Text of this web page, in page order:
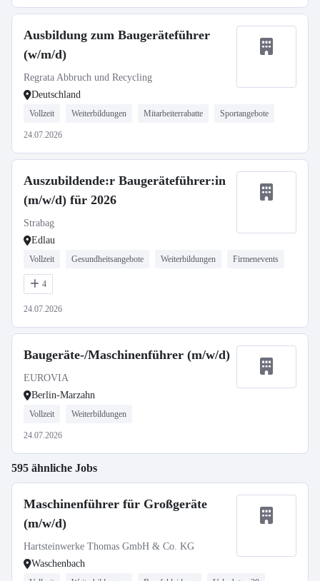
Ausbildung zum Baugeräteführer
(w/m/d)
Regrata Abbruch und Recycling
Deutschland
Vollzeit Weiterbildungen Mitarbeiterrabatte Sportangebote
24.07.2026
Auszubildende:r Baugeräteführer:in
(m/w/d) für 2026
Strabag
Edlau
Vollzeit Gesundheitsangebote Weiterbildungen Firmenevents
4
24.07.2026
Baugeräte-/Maschinenführer (m/w/d)
EUROVIA
Berlin-Marzahn
Vollzeit Weiterbildungen
24.07.2026
595 ähnliche Jobs
Maschinenführer für Großgeräte
(m/w/d)
Hartsteinwerke Thomas GmbH & Co. KG
Waschenbach